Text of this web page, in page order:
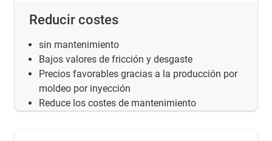
Reducir costes
sin mantenimiento
Bajos valores de fricción y desgaste
Precios favorables gracias a la producción por
moldeo por inyección
Reduce los costes de mantenimiento